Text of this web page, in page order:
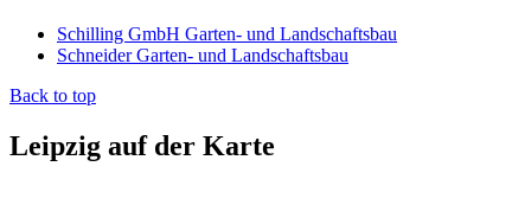
Schilling GmbH Garten- und Landschaftsbau
Schneider Garten- und Landschaftsbau
Back to top
Leipzig auf der Karte